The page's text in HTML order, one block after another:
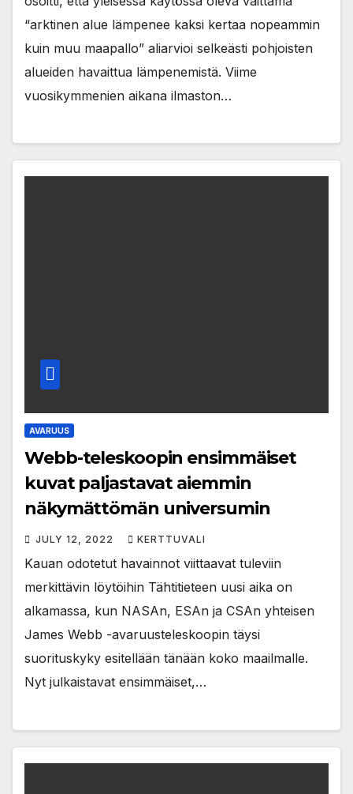
“arktinen alue lämpenee kaksi kertaa nopeammin
kuin muu maapallo” aliarvioi selkeästi pohjoisten
alueiden havaittua lämpenemistä. Viime
vuosikymmenien aikana ilmaston…
AVARUUS
Webb-teleskoopin ensimmäiset
kuvat paljastavat aiemmin
näkymättömän universumin
JULY 12, 2022 KERTTUVALI
Kauan odotetut havainnot viittaavat tuleviin
merkittävin löytöihin Tähtitieteen uusi aika on
alkamassa, kun NASAn, ESAn ja CSAn yhteisen
James Webb -avaruusteleskoopin täysi
suorituskyky esitellään tänään koko maailmalle.
Nyt julkaistavat ensimmäiset,…